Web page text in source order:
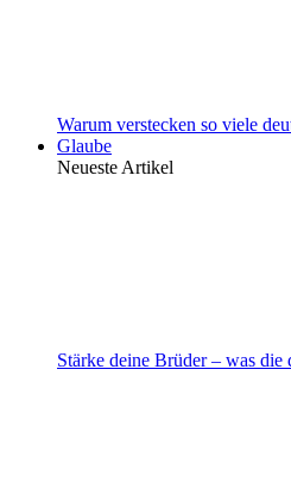
Warum verstecken so viele
Glaube
Neueste Artikel
Stärke deine Brüder – was